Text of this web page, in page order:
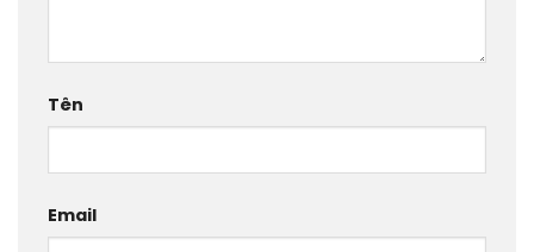
Tên
Email